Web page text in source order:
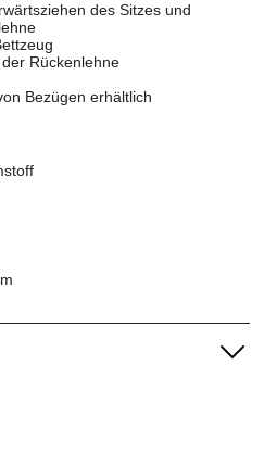
des Sitzes und
Rückenlehne
Bezügen erhältlich